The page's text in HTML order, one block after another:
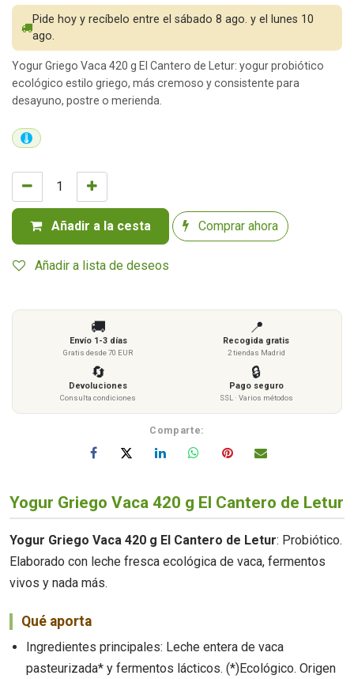
Añadir a la cesta Comprar ahora
Añadir a lista de deseos
Pide hoy y recíbelo entre el sábado 8 ago. y el lunes 10
ago.
Yogur Griego Vaca 420 g El Cantero de Letur: yogur probiótico
ecológico estilo griego, más cremoso y consistente para
desayuno, postre o merienda.
🚚
Envío 1-3 días
Gratis desde 70 EUR
📍
Recogida gratis
2 tiendas Madrid
🔄
Devoluciones
Consulta condiciones
🔒
Pago seguro
SSL · Varios métodos
Comparte:
Yogur Griego Vaca 420 g El Cantero de Letur
Yogur Griego Vaca 420 g El Cantero de Letur: Probiótico.
Elaborado con leche fresca ecológica de vaca, fermentos
vivos y nada más.
Qué aporta
Ingredientes principales: Leche entera de vaca
pasteurizada* y fermentos lácticos. (*)Ecológico. Origen